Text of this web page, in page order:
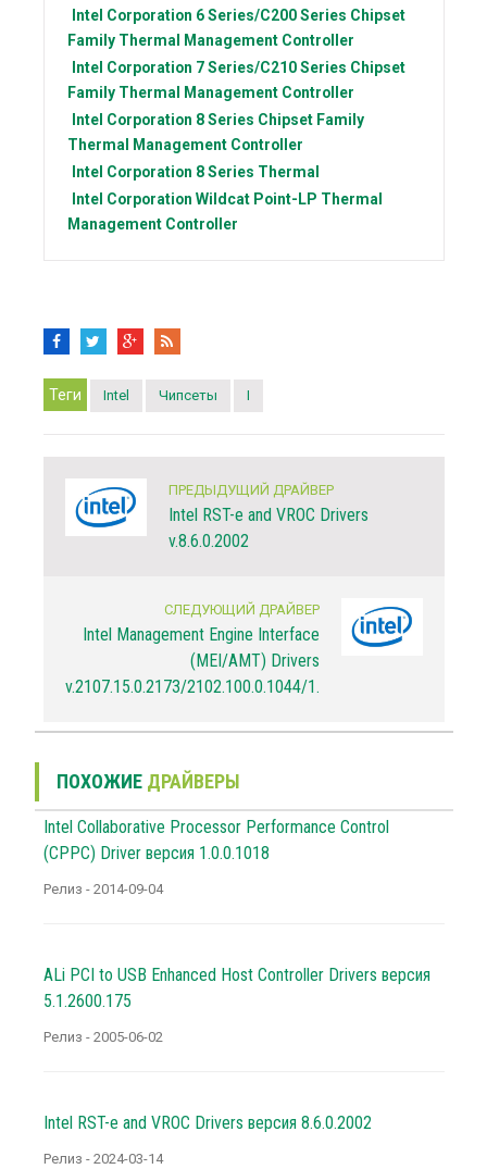
Intel Corporation 6 Series/C200 Series Chipset
Family Thermal Management Controller
Intel Corporation 7 Series/C210 Series Chipset
Family Thermal Management Controller
Intel Corporation 8 Series Chipset Family
Thermal Management Controller
Intel Corporation 8 Series Thermal
Intel Corporation Wildcat Point-LP Thermal
Management Controller
Теги Intel Чипсеты I
ПРЕДЫДУЩИЙ ДРАЙВЕР
Intel RST-e and VROC Drivers
v.8.6.0.2002
СЛЕДУЮЩИЙ ДРАЙВЕР
Intel Management Engine Interface
(MEI/AMT) Drivers
v.2107.15.0.2173/2102.100.0.1044/1.41.2021.0121/
ПОХОЖИЕ ДРАЙВЕРЫ
Intel Collaborative Processor Performance Control
(CPPC) Driver версия 1.0.0.1018
Релиз - 2014-09-04
ALi PCI to USB Enhanced Host Controller Drivers версия
5.1.2600.175
Релиз - 2005-06-02
Intel RST-e and VROC Drivers версия 8.6.0.2002
Релиз - 2024-03-14